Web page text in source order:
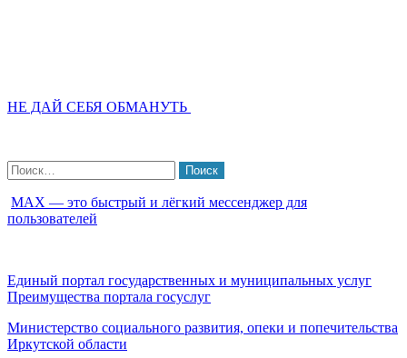
НЕ ДАЙ СЕБЯ ОБМАНУТЬ
Найти:
МАХ — это быстрый и лёгкий мессенджер для
пользователей
Единый портал государственных и муниципальных услуг
Преимущества портала госуслуг
Министерство социального развития, опеки и попечительства
Иркутской области